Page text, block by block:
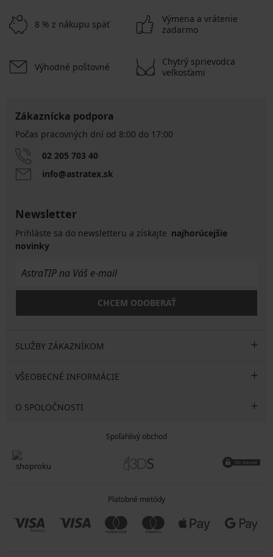
8 % z nákupu späť
Výmena a vrátenie
zadarmo
Výhodné poštovné
Chytrý sprievodca
veľkosťami
Zákaznícka podpora
Počas pracovných dní od 8:00 do 17:00
02 205 703 40
info@astratex.sk
Newsletter
Prihláste sa do newsletteru a získajte najhorúcejšie
novinky
CHCEM ODOBERAŤ
SLUŽBY ZÁKAZNÍKOM
VŠEOBECNÉ INFORMÁCIE
O SPOLOČNOSTI
Spoľahlivý obchod
Platobné metódy